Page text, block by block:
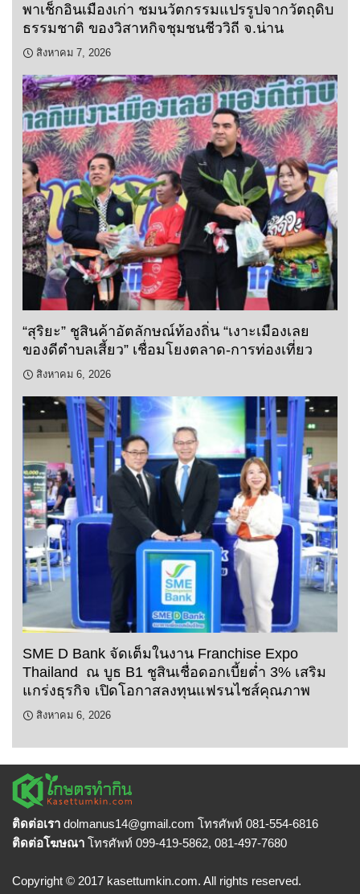
พาเช็กอินเมืองเก่า ชมนวัตกรรมแปรรูปจากวัตถุดิบ
ธรรมชาติ ของวิสาหกิจชุมชนชีววิถี จ.น่าน
สิงหาคม 7, 2026
“สุริยะ” ชูสินค้าอัตลักษณ์ท้องถิ่น “เงาะเมืองเลย
ของดีตำบลเสี้ยว” เชื่อมโยงตลาด-การท่องเที่ยว
สิงหาคม 6, 2026
SME D Bank จัดเต็มในงาน Franchise Expo
Thailand ณ บูธ B1 ชูสินเชื่อดอกเบี้ยต่ำ 3% เสริม
แกร่งธุรกิจ เปิดโอกาสลงทุนแฟรนไชส์คุณภาพ
สิงหาคม 6, 2026
ติดต่อเรา dolmanus14@gmail.com โทรศัพท์ 081-554-6816
ติดต่อโฆษณา โทรศัพท์ 099-419-5862, 081-497-7680
Copyright © 2017 kasettumkin.com. All rights reserved.